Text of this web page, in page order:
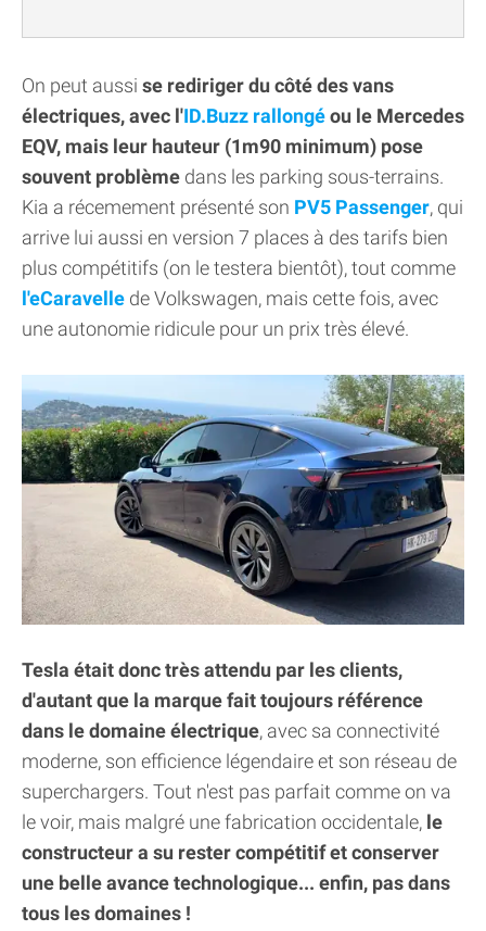
On peut aussi se rediriger du côté des vans
électriques, avec l'ID.Buzz rallongéou le Mercedes
EQV, mais leur hauteur (1m90 minimum) pose
souvent problème dans les parking sous-terrains.
Kia a récemement présenté son PV5 Passenger, qui
arrive lui aussi en version 7 places à des tarifs bien
plus compétitifs (on le testera bientôt), tout comme
l'eCaravelle de Volkswagen, mais cette fois, avec
une autonomie ridicule pour un prix très élevé.
Tesla était donc très attendu par les clients,
d'autant que la marque fait toujours référence
dans le domaine électrique, avec sa connectivité
moderne, son efficience légendaire et son réseau de
superchargers. Tout n'est pas parfait comme on va
le voir, mais malgré une fabrication occidentale, le
constructeur a su rester compétitif et conserver
une belle avance technologique... enfin, pas dans
tous les domaines !